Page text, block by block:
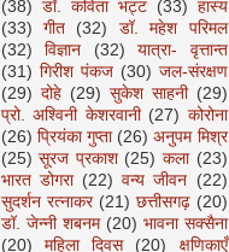
(38) डॉ. कविता भट्ट (33) हास्य
(33)
गीत (32)
डॉ. महेश परिमल
(32)
विज्ञान (32)
यात्रा- वृत्तान्त
(31) गिरीश पंकज (30) जल-संरक्षण
(29) दोहे (29) सुकेश साहनी (29)
प्रो. अश्विनी केशरवानी (27) कोरोना
(26) प्रियंका गुप्ता (26) अनुपम मिश्र
(25) सूरज प्रकाश (25) कला (23)
भारत डोगरा (22) वन्य जीवन (22)
सुदर्शन रत्नाकर (21) छत्तीसगढ़ (20)
डॉ. जेन्नी शबनम (20) भावना सक्सैना
(20)
महिला दिवस (20)
क्षणिकाएँ